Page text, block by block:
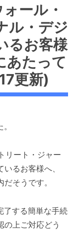
ール・
ル・デジ
るお客様
あたって
更新)
リート・ジャー
るお客様へ、
そうです。
了する簡単な手続
の上ご対応どう